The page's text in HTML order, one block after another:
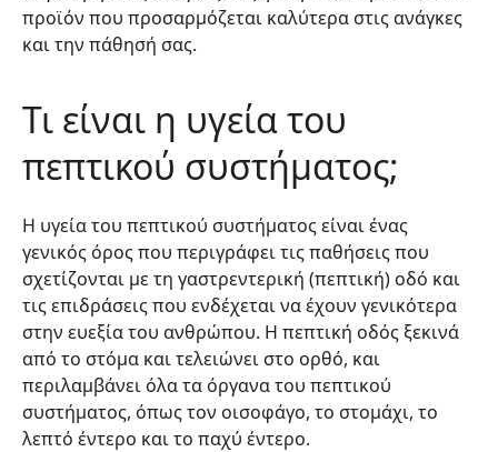
προϊόν που προσαρμόζεται καλύτερα στις ανάγκες
και την πάθησή σας.
Τι είναι η υγεία του
πεπτικού συστήματος;
Η υγεία του πεπτικού συστήματος είναι ένας
γενικός όρος που περιγράφει τις παθήσεις που
σχετίζονται με τη γαστρεντερική (πεπτική) οδό και
τις επιδράσεις που ενδέχεται να έχουν γενικότερα
στην ευεξία του ανθρώπου. Η πεπτική οδός ξεκινά
από το στόμα και τελειώνει στο ορθό, και
περιλαμβάνει όλα τα όργανα του πεπτικού
συστήματος, όπως τον οισοφάγο, το στομάχι, το
λεπτό έντερο και το παχύ έντερο.